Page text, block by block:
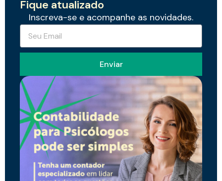
Fique atualizado
Inscreva-se e acompanhe as novidades.
Enviar